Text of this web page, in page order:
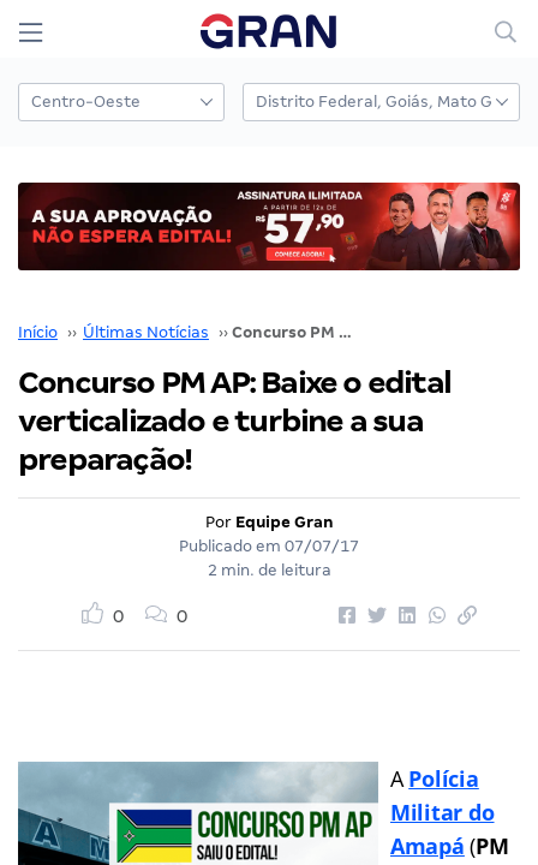
Início ›› Últimas Notícias ›› Concurso PM AP: Baixe o edital verticalizado e turbine a sua preparação!
Concurso PM AP: Baixe o edital
verticalizado e turbine a sua
preparação!
Por Equipe Gran
Publicado em 07/07/17
2 min. de leitura
0 0
APolícia
Militar do
Amapá (PM